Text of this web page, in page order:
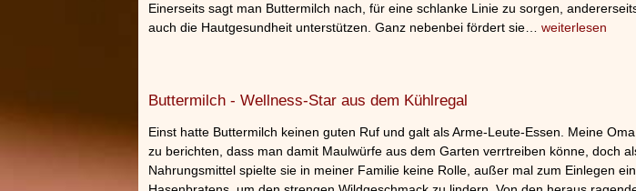
Einerseits sagt man Buttermilch nach, für eine schlanke Linie zu sorgen,
auch die Hautgesundheit unterstützen. Ganz nebenbei fördert sie… weiterlesen
Buttermilch - Wellness-Star aus dem Kühlregal
Einst hatte Buttermilch keinen guten Ruf und galt als Arme-Leute-Essen. Meine
zu berichten, dass man damit Maulwürfe aus dem Garten verrtreiben könne, doch
Nahrungsmittel spielte sie in meiner Familie keine Rolle, außer mal zum Einlegen